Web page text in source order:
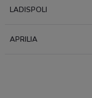
LADISPOLI
APRILIA